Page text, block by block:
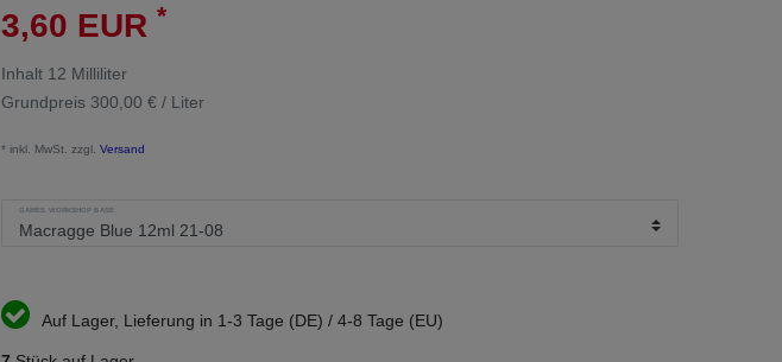
3,60 EUR *
Inhalt 12 Milliliter
Grundpreis 300,00 € / Liter
* inkl. MwSt. zzgl. Versand
GAMES WORKSHOP BASE
Auf Lager, Lieferung in 1-3 Tage (DE) / 4-8 Tage (EU)